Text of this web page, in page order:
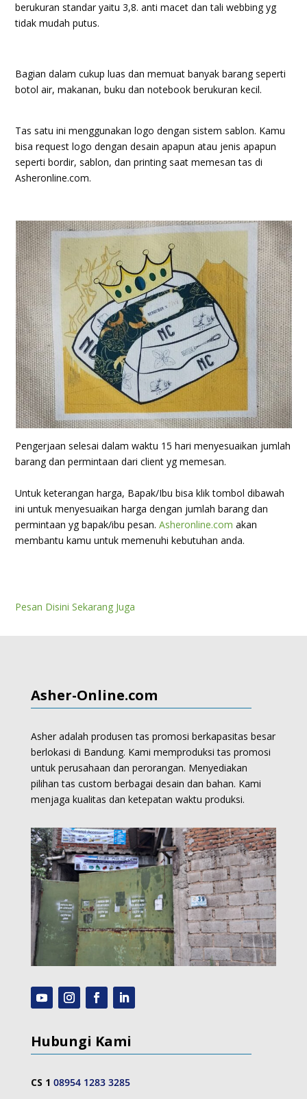
berukuran standar yaitu 3,8. anti macet dan tali webbing yg
tidak mudah putus.
Bagian dalam cukup luas dan memuat banyak barang seperti
botol air, makanan, buku dan notebook berukuran kecil.
Tas satu ini menggunakan logo dengan sistem sablon. Kamu
bisa request logo dengan desain apapun atau jenis apapun
seperti bordir, sablon, dan printing saat memesan tas di
Asheronline.com.
Pengerjaan selesai dalam waktu 15 hari menyesuaikan jumlah
barang dan permintaan dari client yg memesan.
Untuk keterangan harga, Bapak/Ibu bisa klik tombol dibawah
ini untuk menyesuaikan harga dengan jumlah barang dan
permintaan yg bapak/ibu pesan. Asheronline.com akan
membantu kamu untuk memenuhi kebutuhan anda.
Pesan Disini Sekarang Juga
Asher-Online.com
Asher adalah produsen tas promosi berkapasitas besar
berlokasi di Bandung. Kami memproduksitas promosi
untuk perusahaan dan perorangan. Menyediakan
pilihan tas custom berbagai desain dan bahan. Kami
menjaga kualitas dan ketepatan waktu produksi.
Hubungi Kami
CS 1 08954 1283 3285